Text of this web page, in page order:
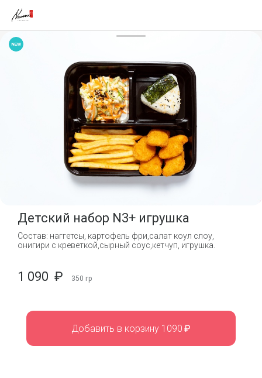
Детский набор N3+ игрушка
Состав: наггетсы, картофель фри,салат коул слоу,
онигири с креветкой,сырный соус,кетчуп, игрушка.
1 090 ₽ 350 гр
Добавить в корзину 1090 ₽